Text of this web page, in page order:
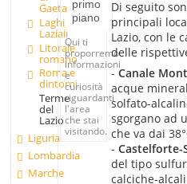
Gaeta
Laghi
Laziali
Litorale
romano
Roma e
dintorni
Terme
del
Lazio
Liguria
Lombardia
Marche
primo
piano
Qui ti
proporremo
informazioni
e
curiosità
riguardanti
l'area
che stai
visitando.
Di seguito
principali
Lazio, con le
delle
-Canale
acque
solfato-
sgorgano ad
che va dai
- Castelforte-
del tipo
calciche-